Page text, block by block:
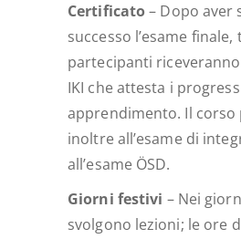
Certificato– Dopo aver
successo l’esame finale,
partecipanti
IKI che attesta i
apprendimento. Il corso
inoltre all’esame di
all’esame ÖSD.
Giorni festivi – Nei
svolgono lezioni; le ore